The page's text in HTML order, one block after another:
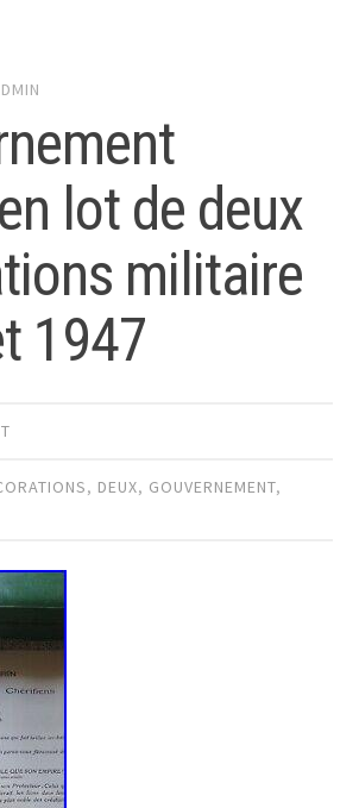
lot de deux
militaire
1947
, DEUX, GOUVERNEMENT,